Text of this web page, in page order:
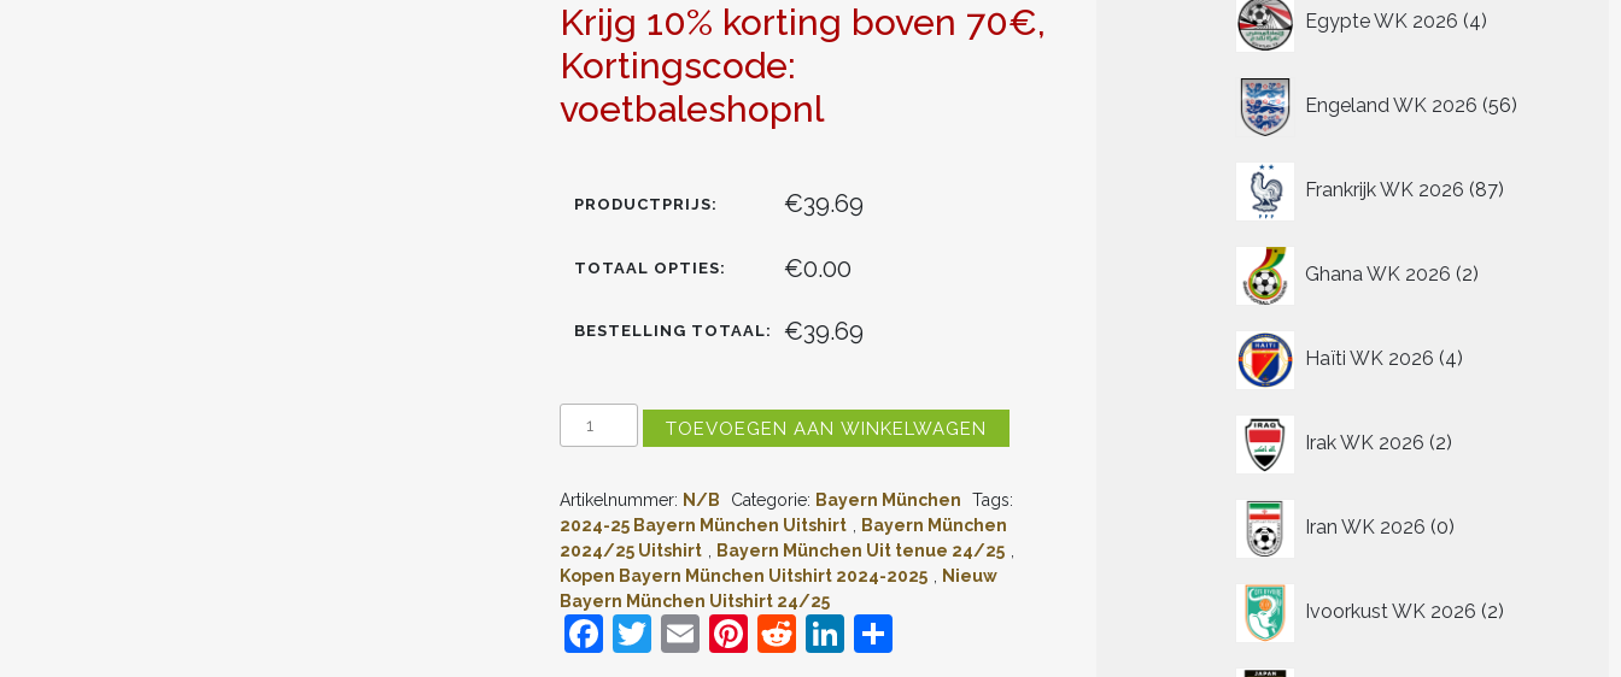
Krijg 10% korting boven 70€,
Kortingscode:
voetbaleshopnl
PRODUCTPRIJS: €39.69
TOTAAL OPTIES: €0.00
BESTELLING TOTAAL: €39.69
UITSHIRT
2024-
2025
KORTE
MOUW
KOPEN
AANTAL
TOEVOEGEN AAN WINKELWAGEN
Artikelnummer: N/B Categorie: Bayern München
Tags:
2024-25 Bayern München Uitshirt , Bayern München
2024/25 Uitshirt , Bayern München Uit tenue 24/25 ,
Kopen Bayern München Uitshirt 2024-2025 , Nieuw
Bayern München Uitshirt 24/25
F
T
E
Pi
R
Li
Egypte WK 2026 4
producten
Engeland WK 2026 56
producten
Frankrijk WK 2026 87
producten
Ghana WK 2026 2
producten
Haïti WK 2026 4
producten
Irak WK 2026 2
producten
Iran WK 2026 0
producten
Ivoorkust WK 2026 2
producten